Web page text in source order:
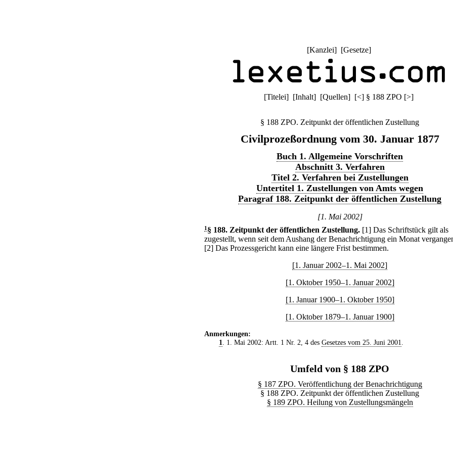
[Kanzlei] [Gesetze]
[Titelei] [Inhalt] [Quellen] [<] § 188 ZPO [>]
§ 188 ZPO. Zeitpunkt der öffentlichen Zustellung
Civilprozeßordnung vom 30. Januar 1877
Buch 1. Allgemeine Vorschriften
Abschnitt 3. Verfahren
Titel 2. Verfahren bei Zustellungen
Untertitel 1. Zustellungen von Amts wegen
Paragraf 188. Zeitpunkt der öffentlichen Zustellung
[1. Mai 2002]
1 § 188. Zeitpunkt der öffentlichen Zustellung. [1] Das Schriftstück gilt als
zugestellt, wenn seit dem Aushang der Benachrichtigung ein Monat
[2] Das Prozessgericht kann eine längere Frist bestimmen.
[1. Januar 2002–1. Mai 2002]
[1. Oktober 1950–1. Januar 2002]
[1. Januar 1900–1. Oktober 1950]
[1. Oktober 1879–1. Januar 1900]
Anmerkungen:
1
. 1. Mai 2002: Artt. 1 Nr. 2, 4 des Gesetzes vom 25. Juni 2001
Umfeld von § 188 ZPO
§ 187 ZPO. Veröffentlichung der Benachrichtigung
§ 188 ZPO. Zeitpunkt der öffentlichen Zustellung
§ 189 ZPO. Heilung von Zustellungsmängeln